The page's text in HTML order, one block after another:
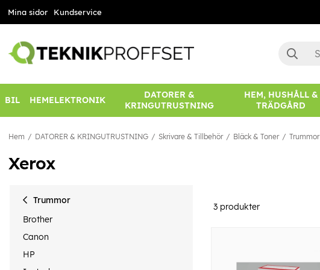
Mina sidor Kundservice
BIL HEMELEKTRONIK
DATORER &
KRINGUTRUSTNING
HEM, HUSHÅLL &
TRÄDGÅRD
Hem DATORER & KRINGUTRUSTNING Skrivare & Tillbehör Bläck & Toner Trummor
Xerox
Trummor
Brother
Canon
HP
3 produkter